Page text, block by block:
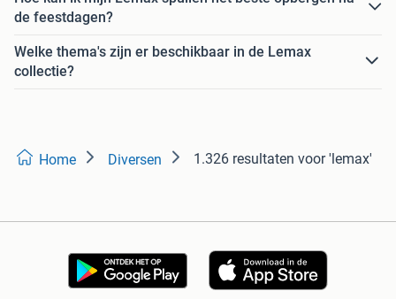
de feestdagen?
Welke thema's zijn er beschikbaar in de Lemax
collectie?
Home Diversen 1.326 resultaten voor 'lemax'